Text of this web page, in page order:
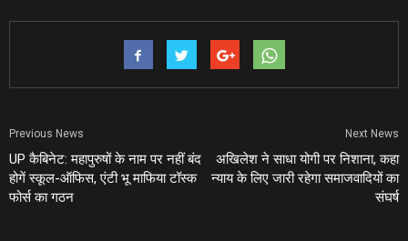
Previous News
UP कैबिनेट: महापुरुषों के नाम पर नहीं बंद
होगें स्‍कूल-ऑफिस, एंटी भू माफिया टॉस्‍क
फोर्स का गठन
Next News
अखिलेश ने साधा योगी पर निशाना, कहा
न्‍याय के लिए जारी रहेगा समाजवादियों का
संघर्ष